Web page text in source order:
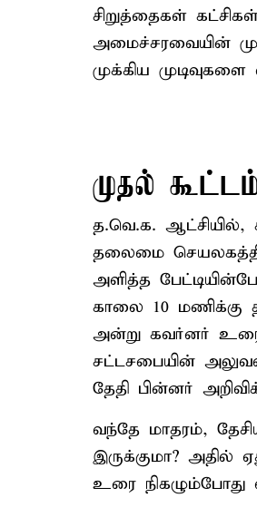
சிறுத்தைகள்
அமைச்சரவையின்
முக்கிய முடிவுகளை
முதல் கூட்டம்
த.வெ.க. ஆட்சியில்,
தலைமை செயலகத்தில்
அளித்த
காலை 10
அன்று கவர்னர் உரை
சட்டசபையின்
தேதி பின்னர்
வந்தே மாதரம்,
இருக்குமா? அதில்
உரை